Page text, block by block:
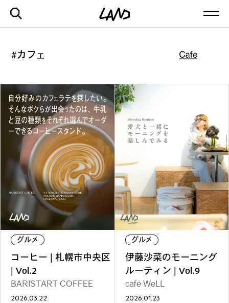
最新記事一覧を見る
ファッション グルメ しごと
#カフェ
グルメ
コーヒー | 札幌市中央区
| Vol.2
BARISTART COFFEE
2026.03.22
グルメ
伊藤沙菜のモーニング
ルーティン | Vol.9
café WeLL
2026.01.23